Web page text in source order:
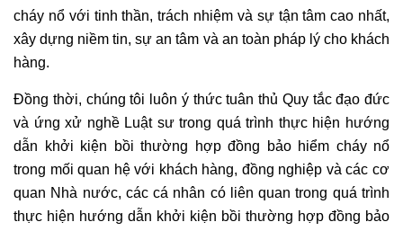
cháy nổ với tinh thần, trách nhiệm và sự tận tâm cao nhất,
xây dựng niềm tin, sự an tâm và an toàn pháp lý cho khách
hàng.
Đồng thời, chúng tôi luôn ý thức tuân thủ Quy tắc đạo đức
và ứng xử nghề Luật sư trong quá trình thực hiện hướng
dẫn khởi kiện bồi thường hợp đồng bảo hiểm cháy nổ
trong mối quan hệ với khách hàng, đồng nghiệp và các cơ
quan Nhà nước, các cá nhân có liên quan trong quá trình
thực hiện hướng dẫn khởi kiện bồi thường hợp đồng bảo